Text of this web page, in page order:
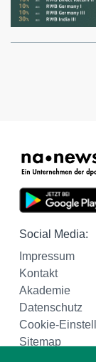
Social Media:
Impressum
Kontakt
Akademie
Datenschutz
Cookie-
Sitemap